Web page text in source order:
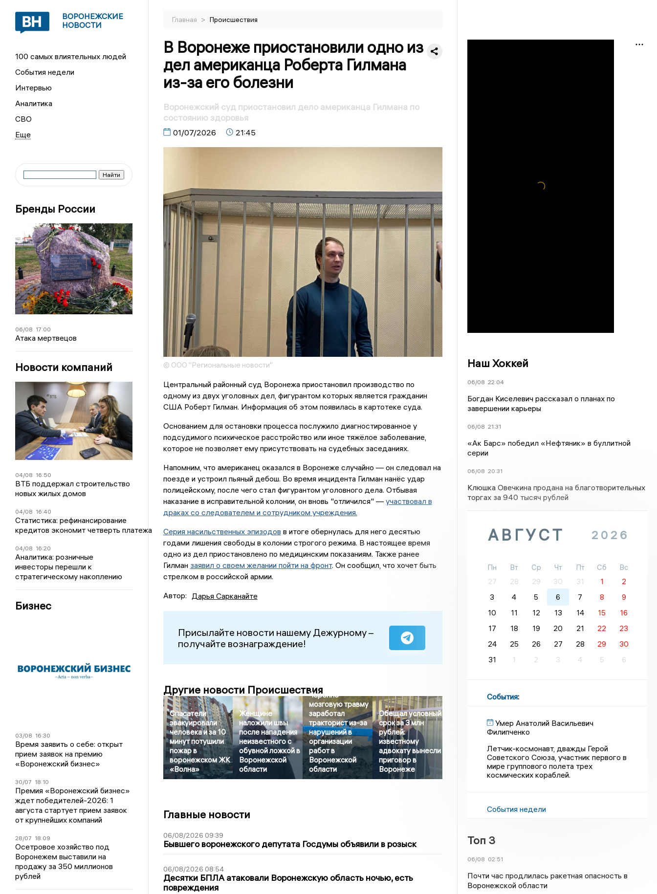
ВОРОНЕЖСКИЕ
НОВОСТИ
100 самых влиятельных людей
События недели
Интервью
Аналитика
СВО
Бренды России
06/08 17:00
Атака мертвецов
Новости компаний
04/08 16:50
ВТБ поддержал строительство
новых жилых домов
04/08 16:40
Статистика: рефинансирование
кредитов экономит четверть платежа
04/08 16:20
Аналитика: розничные
инвесторы перешли к
стратегическому накоплению
Бизнес
03/08 16:30
Время заявить о себе: открыт
прием заявок на премию
«Воронежский бизнес»
30/07 18:10
Премия «Воронежский бизнес»
ждет победителей-2026: 1
августа стартует прием заявок
от крупнейших компаний
28/07 18:09
Осетровое хозяйство под
Воронежем выставили на
продажу за 350 миллионов
рублей
Главная > Происшествия
В Воронеже приостановили одно из
дел американца Роберта Гилмана
из-за его болезни
Воронежский суд приостановил дело американца Гилмана по
состоянию здоровья
01/07/2026 21:45
© ООО "Региональные новости"
Центральный районный суд Воронежа приостановил производство по
одному из двух уголовных дел, фигурантом которых является гражданин
США Роберт Гилман. Информация об этом появилась в картотеке суда.
Основанием для остановки процесса послужило диагностированное у
подсудимого психическое расстройство или иное тяжёлое заболевание,
которое не позволяет ему присутствовать на судебных заседаниях.
Напомним, что американец оказался в Воронеже случайно — он следовал на
поезде и устроил пьяный дебош. Во время инцидента Гилман нанёс удар
полицейскому, после чего стал фигурантом уголовного дела. Отбывая
наказание в исправительной колонии, он вновь "отличился" — участвовал в
драках со следователем и сотрудником учреждения.
Серия насильственных эпизодов в итоге обернулась для него десятью
годами лишения свободы в колонии строгого режима. В настоящее время
одно из дел приостановлено по медицинским показаниям. Также ранее
Гилман заявил о своем желании пойти на фронт. Он сообщил, что хочет быть
стрелком в российской армии.
Автор: Дарья Сарканайте
Присылайте новости нашему Дежурному –
получайте вознаграждение!
Другие новости Происшествия
Спасатели
эвакуировали
человека и за 10
минут потушили
пожар в
воронежском ЖК
«Волна»
Женщине
наложили швы
после нападения
неизвестного с
обувной ложкой в
Воронежской
области
Черепно-
мозговую травму
заработал
тракторист из-за
нарушений в
организации
работ в
Воронежской
области
Обещал условный
срок за 3 млн
рублей:
известному
адвокату вынесли
приговор в
Воронеже
Главные новости
06/08/2026 09:39
Бывшего воронежского депутата Госдумы объявили в розыск
06/08/2026 08:54
Десятки БПЛА атаковали Воронежскую область ночью, есть
повреждения
Наш Хоккей
06/08 22:04
Богдан Киселевич рассказал о планах по
завершении карьеры
06/08 21:31
«Ак Барс» победил «Нефтяник» в буллитной
серии
06/08 20:31
Клюшка Овечкина продана на благотворительных
торгах за 940 тысяч рублей
АВГУСТ 2026
Пн Вт Ср Чт Пт Сб
Вс
27
28 29 30 31 1
2
3
4 5 6 7 8
9
10
11 12 13 14 15
16
17
18 19 20 21 22
23
24
25 26 27 28 29
30
31
1 2 3 4 5 6
События:
Умер Анатолий Васильевич
Филипченко
Летчик-космонавт, дважды Герой
Советского Союза, участник первого в
мире группового полета трех
космических кораблей.
События недели
Топ 3
06/08 02:51
Почти час продлилась ракетная опасность в
Воронежской области